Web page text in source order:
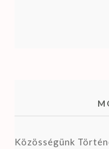
Közösségünk